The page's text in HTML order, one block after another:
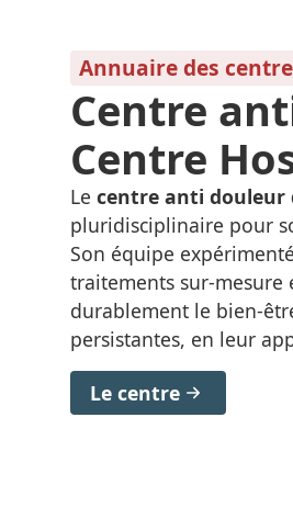
Annuaire des
Centre
Centre
Le centre anti douleur
pluridisciplinaire pour
Son équipe
traitements sur-
durablement le bien-
persistantes, en leur
Le centre